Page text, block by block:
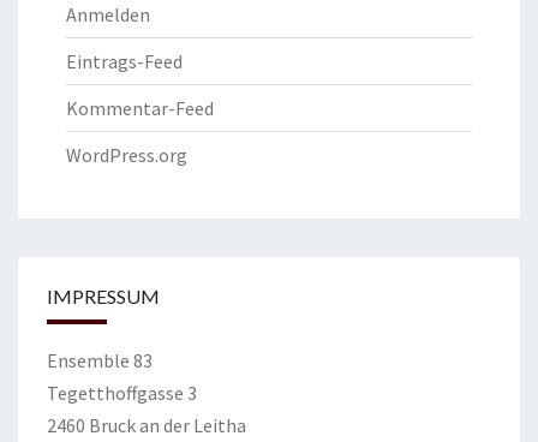
Anmelden
Eintrags-Feed
Kommentar-Feed
WordPress.org
IMPRESSUM
Ensemble 83
Tegetthoffgasse 3
2460 Bruck an der Leitha